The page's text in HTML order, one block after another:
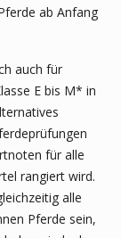
ab Anfang
auch für
E bis M* in
für alle
rangiert wird.
alle
Pferde sein,